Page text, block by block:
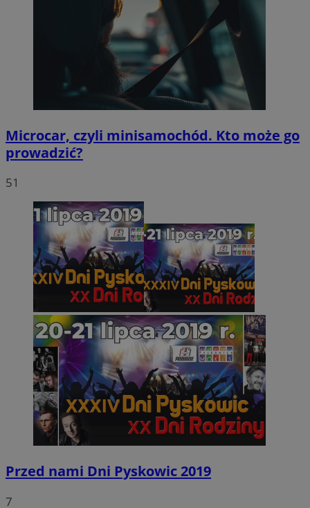
Microcar, czyli minisamochód. Kto może go
prowadzić?
51
Przed nami Dni Pyskowic 2019
7